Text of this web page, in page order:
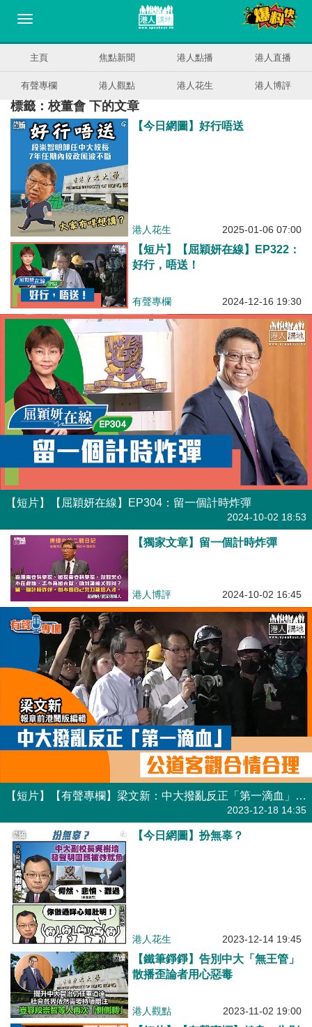
主頁 焦點新聞 港人點播 港人直播
有聲專欄 港人觀點 港人花生 港人博評
標籤：校董會 下的文章
【今日網圖】好行唔送
港人花生 2025-01-06 07:00
【短片】【屈穎妍在線】EP322：
好行，唔送！
有聲專欄 2024-12-16 19:30
【短片】【屈穎妍在線】EP304：留一個計時炸彈
2024-10-02 18:53
【獨家文章】留一個計時炸彈
港人博評 2024-10-02 16:45
【短片】【有聲專欄】梁文新：中大撥亂反正「第一滴血」 公道客觀合情合理
2023-12-18 14:35
【今日網圖】扮無辜？
港人花生 2023-12-14 19:45
【鐵筆錚錚】告別中大「無王管」
散播歪論者用心惡毒
港人觀點 2023-11-02 19:00